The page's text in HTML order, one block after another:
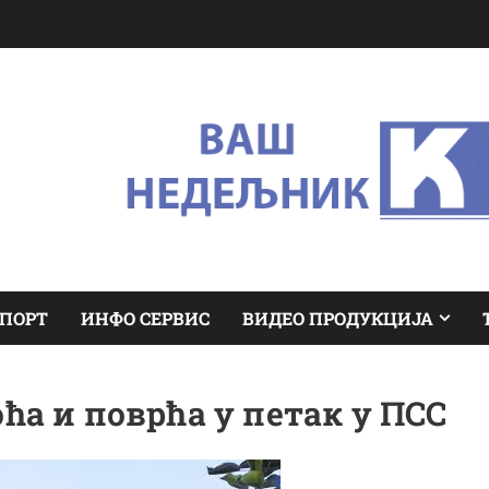
ИНФО СЕРВИС ВИДЕО ПРОДУКЦИЈА
и поврћа у петак у ПСС